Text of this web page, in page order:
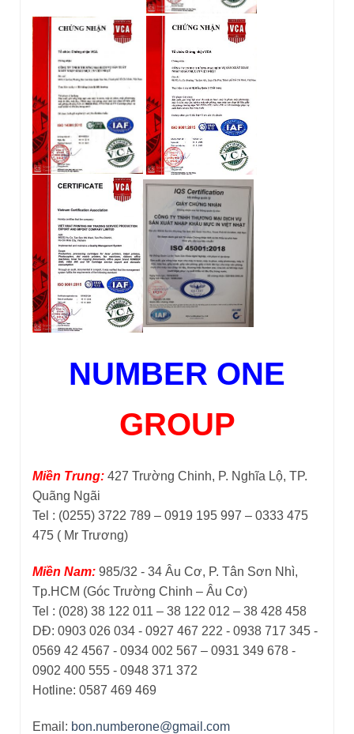
NUMBER ONE
GROUP
Miền Trung: 427 Trường Chinh, P. Nghĩa Lộ, TP.
Quãng Ngãi
Tel : (0255) 3722 789 – 0919 195 997 – 0333 475
475 ( Mr Trương)
Miền Nam: 985/32 - 34 Âu Cơ, P. Tân Sơn Nhì,
Tp.HCM (Góc Trường Chinh – Âu Cơ)
Tel : (028) 38 122 011 – 38 122 012 – 38 428 458
DĐ: 0903 026 034 - 0927 467 222 - 0938 717 345 -
0569 42 4567 - 0934 002 567 – 0931 349 678 -
0902 400 555 - 0948 371 372
Hotline: 0587 469 469
Email: bon.numberone@gmail.com